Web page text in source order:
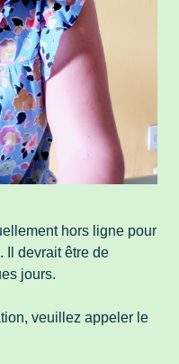
hors ligne pour
Il devrait être de
jours.
veuillez appeler le